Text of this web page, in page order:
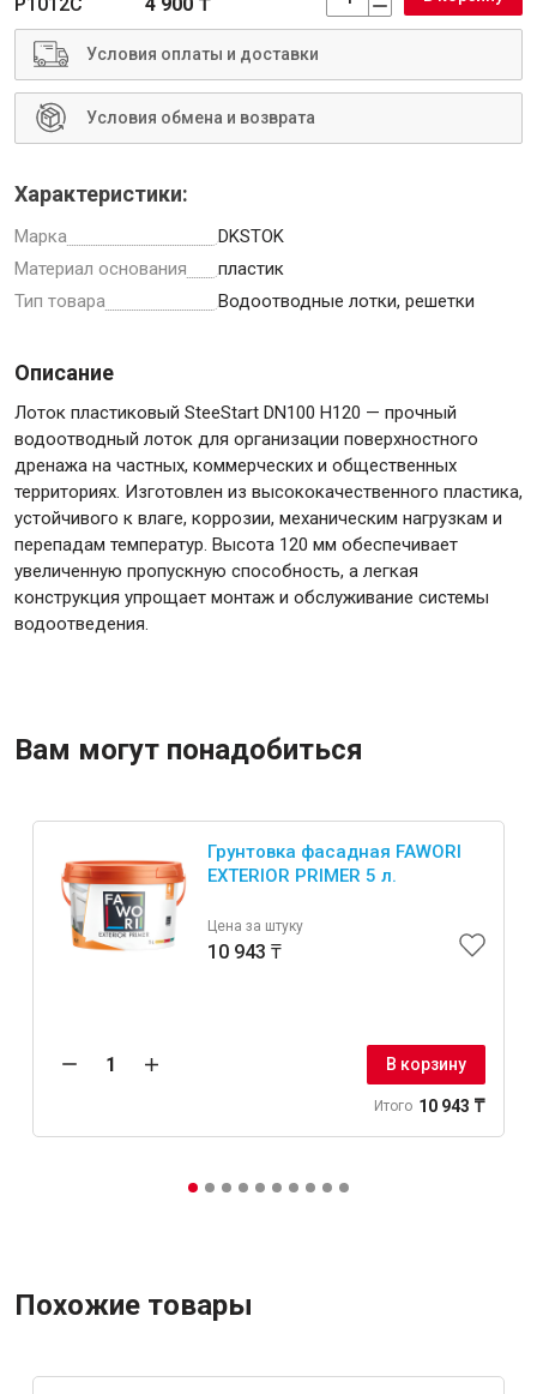
Условия оплаты и доставки
Условия обмена и возврата
Характеристики:
Марка
DKSTOK
Материал основания
пластик
Тип товара
Водоотводные лотки, решетки
Описание
Лоток пластиковый SteeStart DN100 H120 — прочный
водоотводный лоток для организации поверхностного
дренажа на частных, коммерческих и общественных
территориях. Изготовлен из высококачественного пластика,
устойчивого к влаге, коррозии, механическим нагрузкам и
перепадам температур. Высота 120 мм обеспечивает
увеличенную пропускную способность, а легкая
конструкция упрощает монтаж и обслуживание системы
водоотведения.
Вам могут понадобиться
Грунтовка фасадная FAWORI
EXTERIOR PRIMER 5 л.
Цена за штуку
10 943 ₸
В корзину
Итого 10 943 ₸
Похожие товары
Инструменты
Малярный инструмент
Специализированный инструмент
Пистолеты для ремонта
Инструмент для штукатурно-отделочных работ
Сантехника
Крепежи
Канаты, шнуры
Всё для дома и сада
Товары для бани и сауны